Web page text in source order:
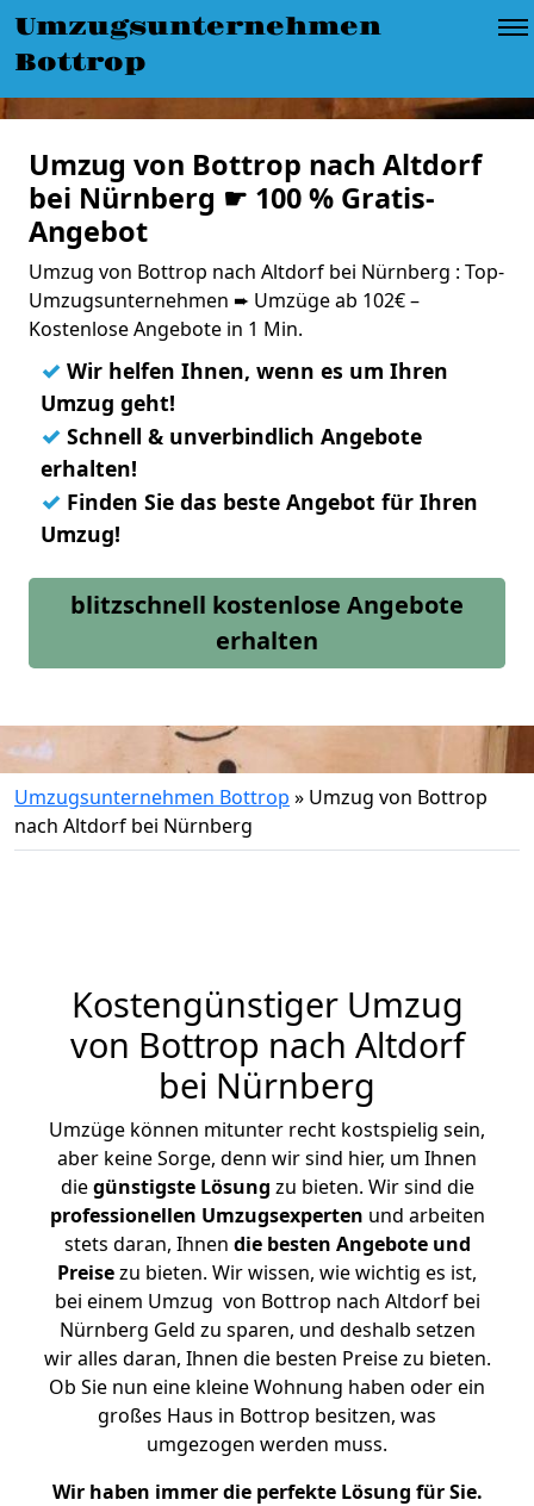
Umzugsunternehmen
Bottrop
Umzug von Bottrop nach Altdorf
bei Nürnberg ☛ 100 % Gratis-
Angebot
Umzug von Bottrop nach Altdorf bei Nürnberg : Top-
Umzugsunternehmen ➨ Umzüge ab 102€ –
Kostenlose Angebote in 1 Min.
✓ Wir helfen Ihnen, wenn es um Ihren
Umzug geht!
✓ Schnell & unverbindlich Angebote
erhalten!
✓ Finden Sie das beste Angebot für Ihren
Umzug!
blitzschnell kostenlose Angebote
erhalten
Umzugsunternehmen Bottrop » Umzug von Bottrop
nach Altdorf bei Nürnberg
Kostengünstiger Umzug
von Bottrop nach Altdorf
bei Nürnberg
Umzüge können mitunter recht kostspielig sein,
aber keine Sorge, denn wir sind hier, um Ihnen
diegünstigste Lösung zu bieten. Wir sind die
professionellen Umzugsexperten und arbeiten
stets daran, Ihnen die besten Angebote und
Preisezu bieten. Wir wissen, wie wichtig es ist,
bei einem Umzug von Bottrop nach Altdorf bei
Nürnberg Geld zu sparen, und deshalb setzen
wir alles daran, Ihnen die besten Preise zu bieten.
Ob Sie nun eine kleine Wohnung haben oder ein
großes Haus in Bottrop besitzen, was
umgezogen werden muss.
Wir haben immer die perfekte Lösung für Sie.